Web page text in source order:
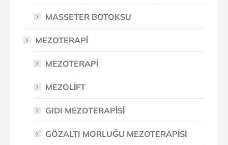
MASSETER BOTOKSU
MEZOTERAPİ
MEZOTERAPİ
MEZOLİFT
GIDI MEZOTERAPİSİ
GÖZALTI MORLUĞU MEZOTERAPİSİ